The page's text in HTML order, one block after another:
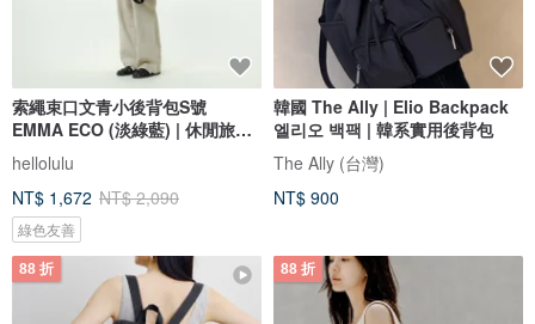
索繩束口文青小後背包S號
EMMA ECO (淡綠藍) | 休閒旅行
雙肩包
hellolulu
NT$ 1,672 NT$ 2,090
綠色友善
韓國 The Ally | Elio Backpack
엘리오 백팩 | 韓系實用後背包
The Ally (台灣)
NT$ 900
88 折 88 折